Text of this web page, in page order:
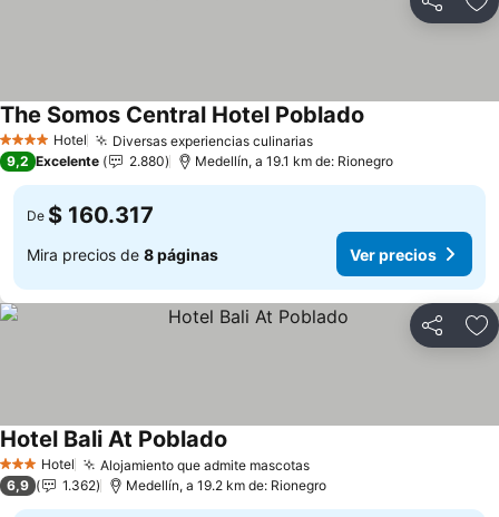
Compartir
4 EstrellasHotel Diversas experiencias culinariasVer precios
The Somos Central Hotel Poblado
9,2 Excelente 2.880 Medellín, a 19.1 km de: Rionegro
De $ 160.317
Mira precios de 8 páginas Ver precios
Compartir
3 Estrellas
Hotel Alojamiento que admite mascotasVer precios
Hotel Bali At Poblado
6,9 1.362 Medellín, a 19.2 km de: Rionegro